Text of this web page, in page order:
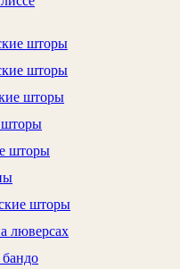
шторы
шторы
шторы
шторы
шторы
люверсах